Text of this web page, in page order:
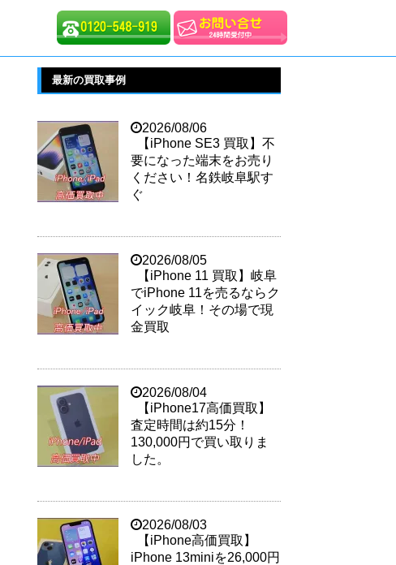
最新の買取事例
2026/08/06
【iPhone SE3 買取】不
要になった端末をお売り
ください！名鉄岐阜駅す
ぐ
2026/08/05
【iPhone 11 買取】岐阜
でiPhone 11を売るならク
イック岐阜！その場で現
金買取
2026/08/04
【iPhone17高価買取】
査定時間は約15分！
130,000円で買い取りま
した。
2026/08/03
【iPhone高価買取】
iPhone 13miniを26,000円